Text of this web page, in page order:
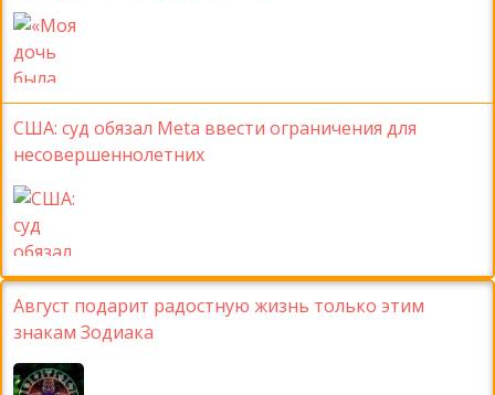
США: суд обязал Meta ввести ограничения для
несовершеннолетних
Август подарит радостную жизнь только этим
знакам Зодиака